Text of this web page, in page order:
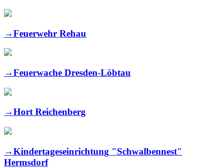
→Feuerwehr Rehau
→Feuerwache Dresden-Löbtau
→Hort Reichenberg
→Kindertageseinrichtung "Schwalbennest"
Hermsdorf